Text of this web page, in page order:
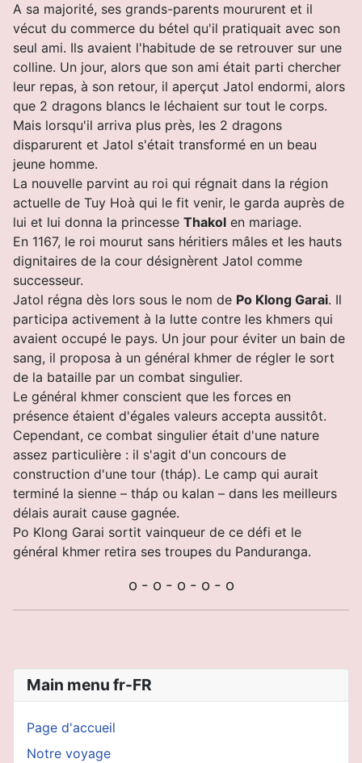
A sa majorité, ses grands-parents moururent et il
vécut du commerce du bétel qu'il pratiquait avec son
seul ami. Ils avaient l'habitude de se retrouver sur une
colline. Un jour, alors que son ami était parti chercher
leur repas, à son retour, il aperçut Jatol endormi, alors
que 2 dragons blancs le léchaient sur tout le corps.
Mais lorsqu'il arriva plus près, les 2 dragons
disparurent et Jatol s'était transformé en un beau
jeune homme.
La nouvelle parvint au roi qui régnait dans la région
actuelle de Tuy Hoà qui le fit venir, le garda auprès de
lui et lui donna la princesse Thakol en mariage.
En 1167, le roi mourut sans héritiers mâles et les hauts
dignitaires de la cour désignèrent Jatol comme
successeur.
Jatol régna dès lors sous le nom de Po Klong Garai. Il
participa activement à la lutte contre les khmers qui
avaient occupé le pays. Un jour pour éviter un bain de
sang, il proposa à un général khmer de régler le sort
de la bataille par un combat singulier.
Le général khmer conscient que les forces en
présence étaient d'égales valeurs accepta aussitôt.
Cependant, ce combat singulier était d'une nature
assez particulière : il s'agit d'un concours de
construction d'une tour (tháp). Le camp qui aurait
terminé la sienne – tháp ou kalan – dans les meilleurs
délais aurait cause gagnée.
Po Klong Garai sortit vainqueur de ce défi et le
général khmer retira ses troupes du Panduranga.
o - o - o - o - o
Main menu fr-FR
Page d'accueil
Notre voyage